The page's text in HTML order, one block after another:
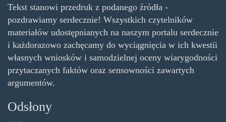
Tekst stanowi przedruk z podanego źródła -
pozdrawiamy serdecznie! Wszystkich czytelników
materiałów udostępnianych na naszym portalu serdecznie
i każdorazowo zachęcamy do wyciągnięcia w ich kwestii
własnych wniosków i samodzielnej oceny wiarygodności
przytaczanych faktów oraz sensowności zawartych
argumentów.
Odsłony